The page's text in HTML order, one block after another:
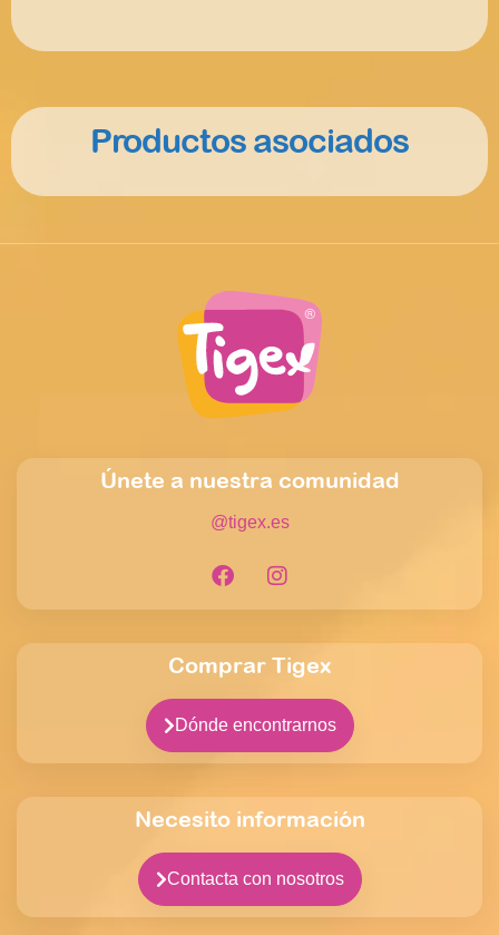
Productos asociados
Únete a nuestra comunidad
@tigex.es
Comprar Tigex
Dónde encontrarnos
Necesito información
Contacta con nosotros